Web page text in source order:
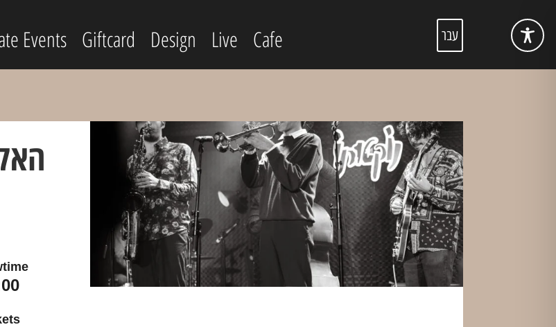
Cafe
Live
Design
Giftcard
Events עבר